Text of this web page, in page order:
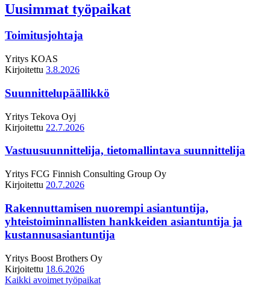
Uusimmat työpaikat
Toimitusjohtaja
Yritys KOAS
Kirjoitettu 3.8.2026
Suunnittelupäällikkö
Yritys Tekova Oyj
Kirjoitettu 22.7.2026
Vastuusuunnittelija, tietomallintava suunnittelija
Yritys FCG Finnish Consulting Group Oy
Kirjoitettu 20.7.2026
Rakennuttamisen nuorempi asiantuntija,
yhteistoiminnallisten hankkeiden asiantuntija ja
kustannusasiantuntija
Yritys Boost Brothers Oy
Kirjoitettu 18.6.2026
Kaikki avoimet työpaikat